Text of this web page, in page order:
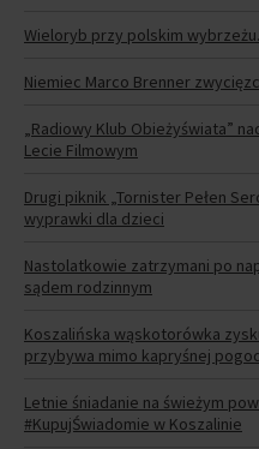
Wieloryb przy polskim
Niemiec Marco Brenner
„Radiowy Klub Obieżyświata”
Lecie Filmowym
Drugi piknik „Tornister Pełen
wyprawki dla dzieci
Nastolatkowie zatrzymani po
sądem rodzinnym
Koszalińska wąskotorówka
przybywa mimo kapryśnej
Letnie śniadanie na świeżym
#KupujŚwiadomie w Koszalinie